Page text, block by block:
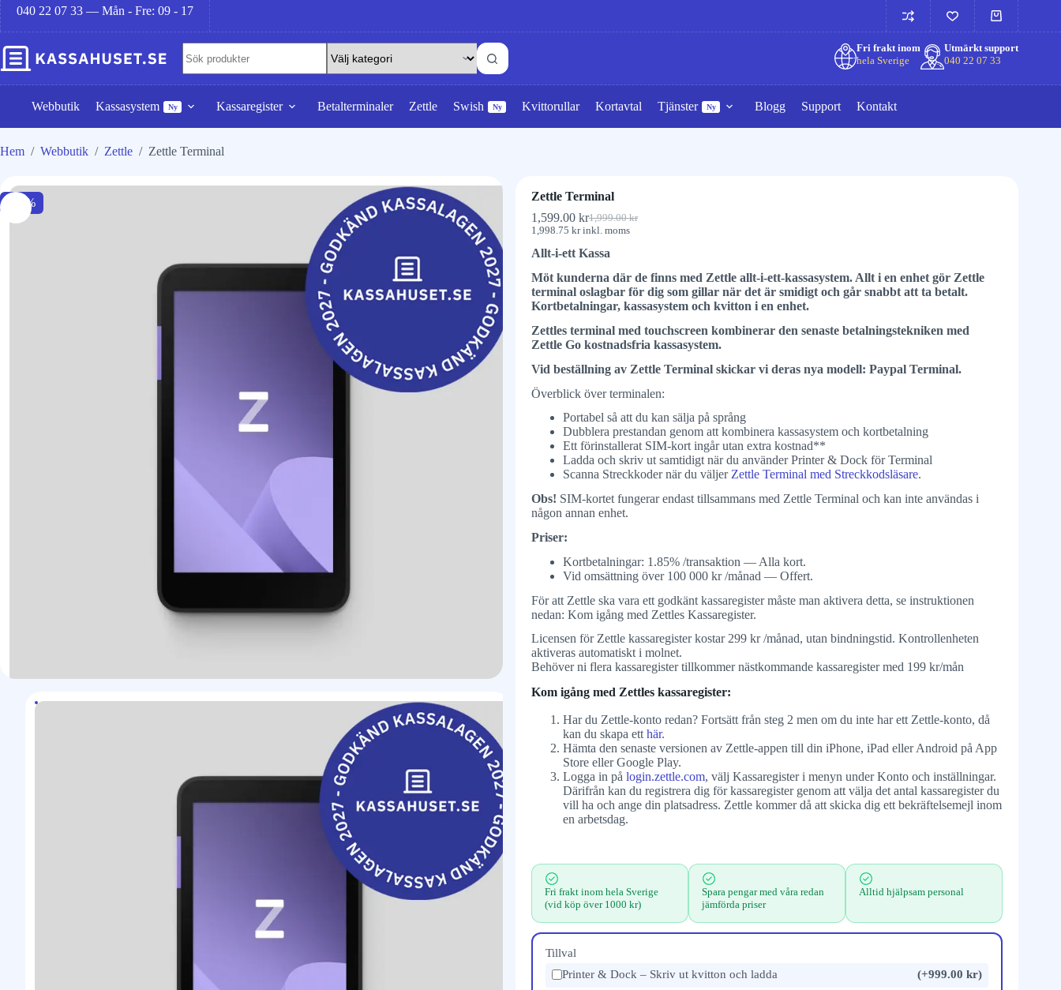
040 22 07 33 — Mån - Fre: 09 - 17
Fri frakt inom
hela Sverige
Utmärkt support
040 22 07 33
Webbutik Kassasystem Ny Kassaregister Betalterminaler Zettle Swish Ny Kvittorullar Kortavtal Tjänster Ny Blogg Support Kontakt
Hem / Webbutik / Zettle / Zettle Terminal
-20% Zettle Terminal
1,999.00 kr
1,599.00 kr
1,998.75 krinkl. moms
Allt-i-ett Kassa
Möt kunderna där de finns med Zettle allt-i-ett-kassasystem. Allt i en enhet gör Zettle
terminal oslagbar för dig som gillar när det är smidigt och går snabbt att ta betalt.
Kortbetalningar, kassasystem och kvitton i en enhet.
Zettles terminal med touchscreen kombinerar den senaste betalningstekniken med
Zettle Go kostnadsfria kassasystem.
Vid beställning av Zettle Terminal skickar vi deras nya modell: Paypal Terminal.
Överblick över terminalen:
Portabel så att du kan sälja på språng
Dubblera prestandan genom att kombinera kassasystem och kortbetalning
Ett förinstallerat SIM-kort ingår utan extra kostnad**
Ladda och skriv ut samtidigt när du använder Printer & Dock för Terminal
Scanna Streckkoder när du väljer Zettle Terminal med Streckkodsläsare.
Obs! SIM-kortet fungerar endast tillsammans med Zettle Terminal och kan inte användas i
någon annan enhet.
Priser:
Kortbetalningar: 1.85% /transaktion — Alla kort.
Vid omsättning över 100 000 kr /månad — Offert.
För att Zettle ska vara ett godkänt kassaregister måste man aktivera detta, se instruktionen
nedan: Kom igång med Zettles Kassaregister.
Licensen för Zettle kassaregister kostar 299 kr /månad, utan bindningstid. Kontrollenheten
aktiveras automatiskt i molnet.
Behöver ni flera kassaregister tillkommer nästkommande kassaregister med 199 kr/mån
Kom igång med Zettles kassaregister:
Har du Zettle-konto redan? Fortsätt från steg 2 men om du inte har ett Zettle-konto, då
kan du skapa ett här.
Hämta den senaste versionen av Zettle-appen till din iPhone, iPad eller Android på App
Store eller Google Play.
Logga in på login.zettle.com, välj Kassaregister i menyn under Konto och inställningar.
Därifrån kan du registrera dig för kassaregister genom att välja det antal kassaregister du
vill ha och ange din platsadress. Zettle kommer då att skicka dig ett bekräftelsemejl inom
en arbetsdag.
Fri frakt inom hela Sverige
(vid köp över 1000 kr)
Spara pengar med våra redan
jämförda priser
Alltid hjälpsam personal
Tillval
Printer & Dock – Skriv ut kvitton och ladda
(+999.00 kr)